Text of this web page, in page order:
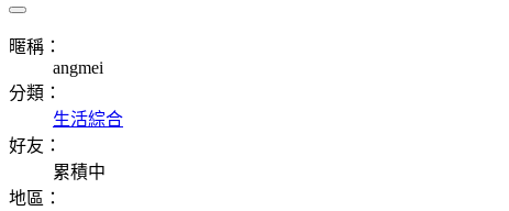
暱稱：
angmei
分類：
生活綜合
好友：
累積中
地區：